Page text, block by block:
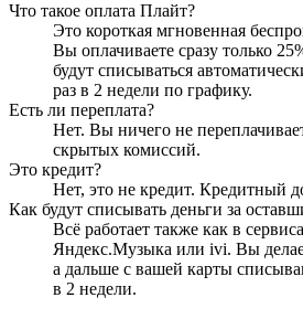
Что такое оплата Плайт?
Это короткая мгновенная
Вы оплачиваете сразу только 25
будут списываться
раз в 2 недели по графику.
Есть ли переплата?
Нет. Вы ничего не
скрытых комиссий.
Это кредит?
Нет, это не кредит. Кредитный
Как будут списывать деньги за
Всё работает также как в
Яндекс.Музыка или ivi. Вы
а дальше с вашей карты
в 2 недели.